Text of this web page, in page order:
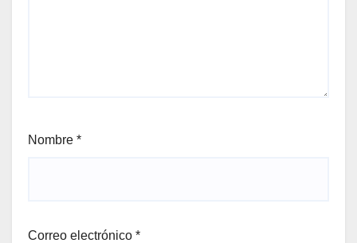
Nombre *
Correo electrónico *